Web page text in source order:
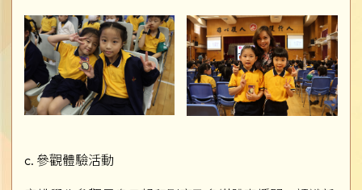
c. 參觀體驗活動